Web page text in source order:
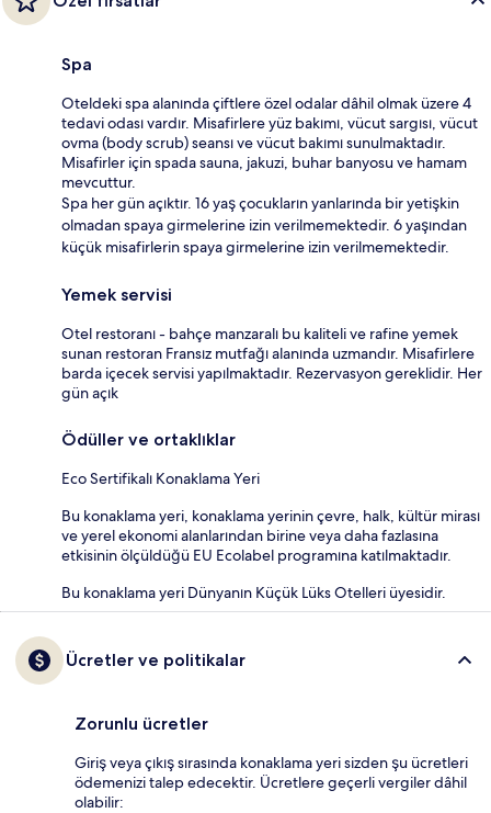
Spa
Oteldeki spa alanında çiftlere özel odalar dâhil olmak üzere 4
tedavi odası vardır. Misafirlere yüz bakımı, vücut sargısı, vücut
ovma (body scrub) seansı ve vücut bakımı sunulmaktadır.
Misafirler için spada sauna, jakuzi, buhar banyosu ve hamam
mevcuttur.
Spa her gün açıktır. 16 yaş çocukların yanlarında bir yetişkin
olmadan spaya girmelerine izin verilmemektedir. 6 yaşından
küçük misafirlerin spaya girmelerine izin verilmemektedir.
Yemek servisi
Otel restoranı - bahçe manzaralı bu kaliteli ve rafine yemek
sunan restoran Fransız mutfağı alanında uzmandır. Misafirlere
barda içecek servisi yapılmaktadır. Rezervasyon gereklidir. Her
gün açık
Ödüller ve ortaklıklar
Eco Sertifikalı Konaklama Yeri
Bu konaklama yeri, konaklama yerinin çevre, halk, kültür mirası
ve yerel ekonomi alanlarından birine veya daha fazlasına
etkisinin ölçüldüğü EU Ecolabel programına katılmaktadır.
Bu konaklama yeri Dünyanın Küçük Lüks Otelleri üyesidir.
Ücretler ve politikalar
Zorunlu ücretler
Giriş veya çıkış sırasında konaklama yeri sizden şu ücretleri
ödemenizi talep edecektir. Ücretlere geçerli vergiler dâhil
olabilir: